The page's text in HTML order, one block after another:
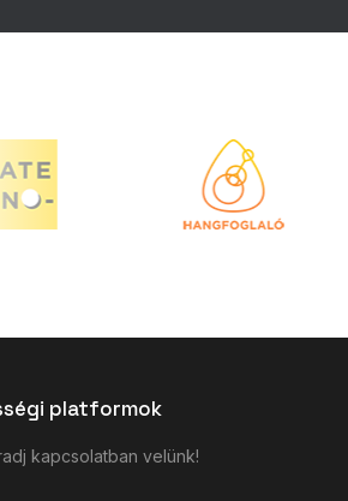
platformok
kapcsolatban velünk!